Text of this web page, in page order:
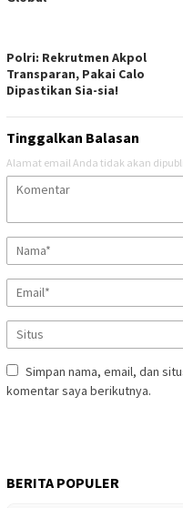
Polri: Rekrutmen Akpol
Transparan, Pakai Calo
Dipastikan Sia-sia!
Tinggalkan Balasan
Alamat email Anda tidak akan
Simpan nama, email, dan
komentar saya berikutnya.
BERITA POPULER